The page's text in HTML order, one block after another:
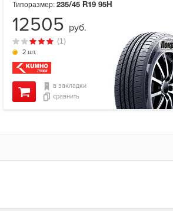
2 шт.
(1)
Типоразмер: 235/45 R19 95H
в закладки
сравнить
12505 руб.